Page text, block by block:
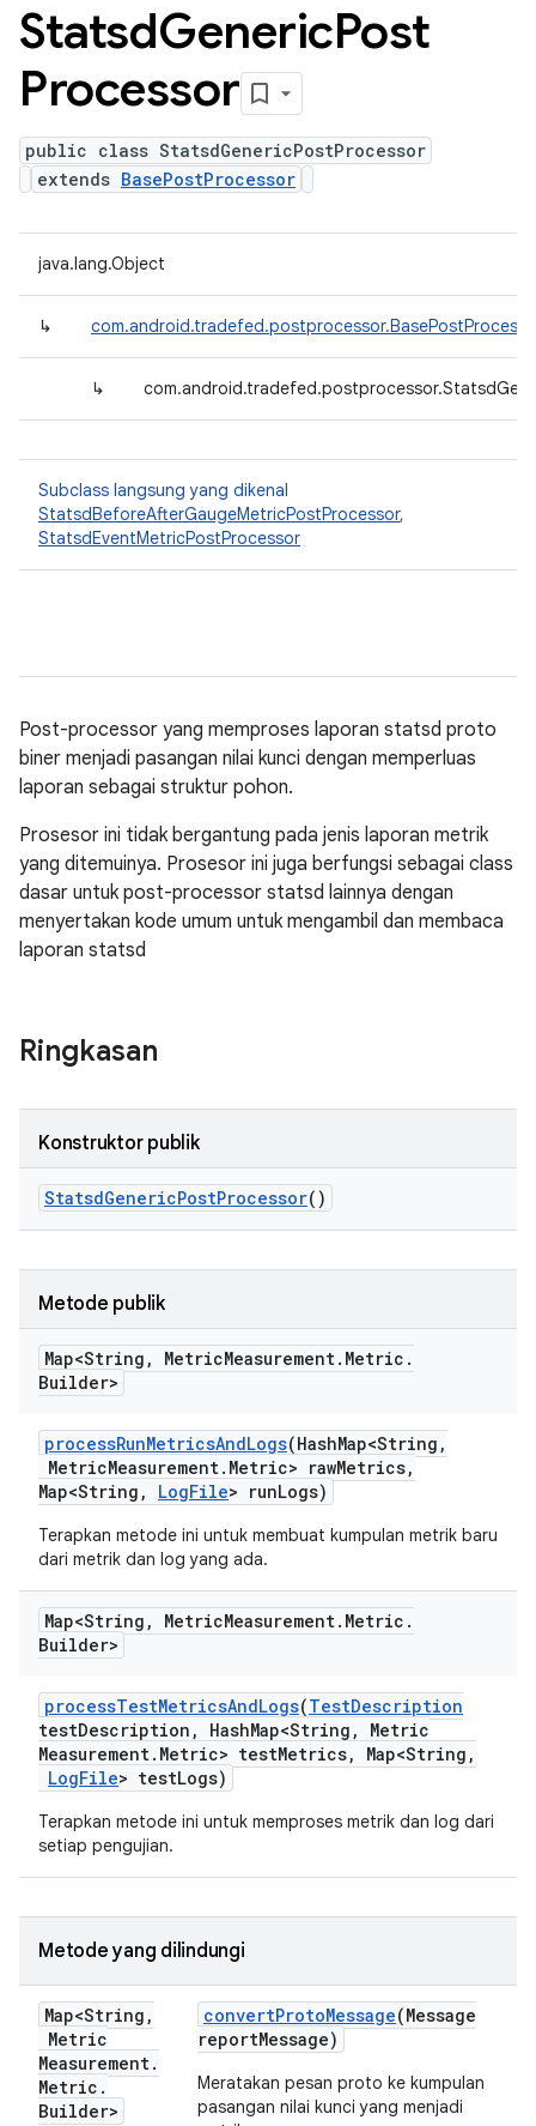
StatsdGenericPost
Processor
public class StatsdGenericPostProcessor
extends BasePostProcessor
java.lang.Object
↳
↳
Subclass langsung yang dikenal
StatsdBeforeAfterGaugeMetricPostProcessor,
StatsdEventMetricPostProcessor
Post-processor yang memproses laporan statsd proto
biner menjadi pasangan nilai kunci dengan memperluas
laporan sebagai struktur pohon.
Prosesor ini tidak bergantung pada jenis laporan metrik
yang ditemuinya. Prosesor ini juga berfungsi sebagai class
dasar untuk post-processor statsd lainnya dengan
menyertakan kode umum untuk mengambil dan membaca
laporan statsd
Ringkasan
Konstruktor publik
StatsdGenericPostProcessor()
Metode publik
Map<String , MetricMeasurement. Metric .
Builder>
processRunMetricsAndLogs(HashMap<String ,
MetricMeasurement. Metric> rawMetrics,
Map<String , LogFile> runLogs)
Terapkan metode ini untuk membuat kumpulan metrik baru
dari metrik dan log yang ada.
Map<String , MetricMeasurement. Metric .
Builder>
processTestMetricsAndLogs(TestDescription
testDescription , HashMap<String ,
Metric
Measurement. Metric> testMetrics, Map<String ,
LogFile> testLogs)
Terapkan metode ini untuk memproses metrik dan log dari
setiap pengujian.
Metode yang dilindungi
Map<String ,
Metric
Measurement.
Metric .
Builder>
convertProtoMessage(Message
reportMessage)
Meratakan pesan proto ke kumpulan
pasangan nilai kunci yang menjadi